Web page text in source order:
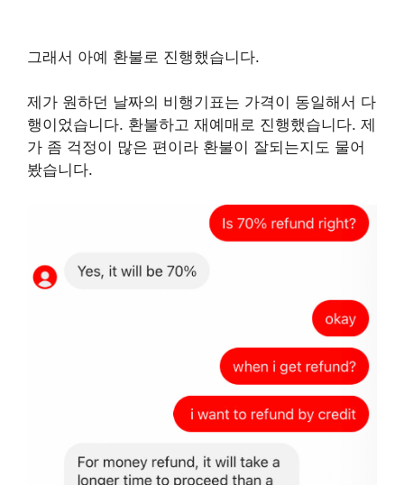
그래서 아예 환불로 진행했습니다.
제가 원하던 날짜의 비행기표는 가격이 동일해서 다
행이었습니다. 환불하고 재예매로 진행했습니다. 제
가 좀 걱정이 많은 편이라 환불이 잘되는지도 물어
봤습니다.